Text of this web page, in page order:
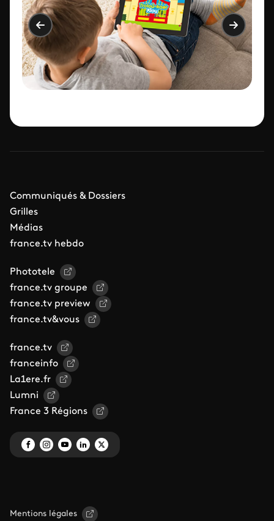
Communiqués & Dossiers
Grilles
Médias
france.tv hebdo
Phototele
france.tv groupe
france.tv preview
france.tv&vous
france.tv
franceinfo
La1ere.fr
Lumni
France 3 Régions
Mentions légales